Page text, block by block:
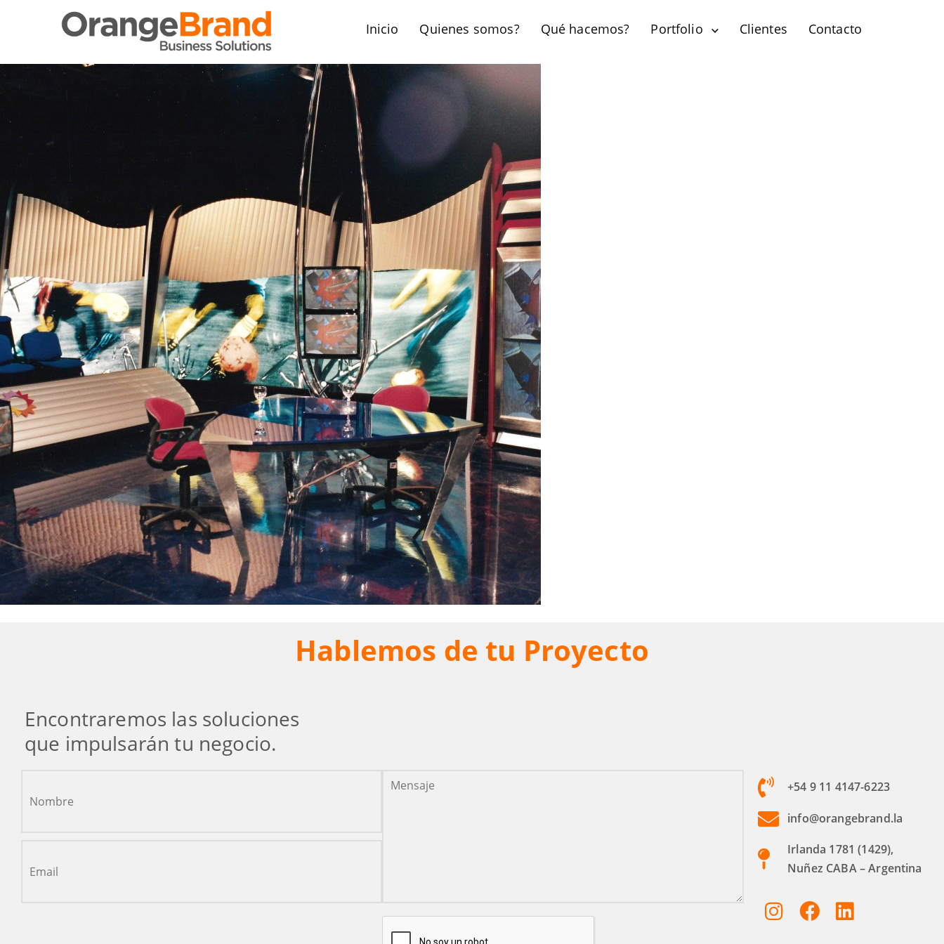
Inicio Quienes somos? Qué hacemos? Portfolio Clientes Contacto
Hablemos de tu Proyecto
Encontraremos las soluciones
que impulsarán tu negocio.
+54 9 11 4147-6223
info@orangebrand.la
Irlanda 1781 (1429),
Nuñez CABA – Argentina